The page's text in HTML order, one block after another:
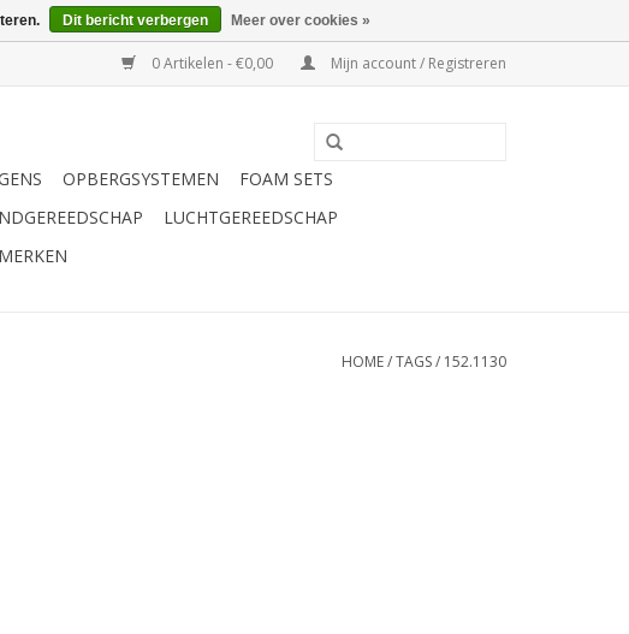
0 Artikelen - €0,00 Mijn account / Registreren
OPBERGSYSTEMEN
FOAM SETS
LUCHTGEREEDSCHAP
MERKEN
HOME/TAGS/ 152.1130
Dit bericht verbergen Meer over cookies »